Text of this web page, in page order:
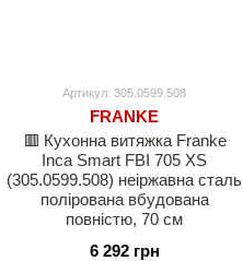
Артикул: 305.0599.508
FRANKE
🟥 Кухонна витяжка Franke
Inca Smart FBI 705 XS
(305.0599.508) неіржавна сталь
полірована вбудована
повністю, 70 см
6 292 грн